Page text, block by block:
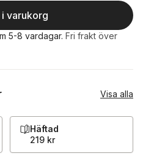
i varukorg
5-8 vardagar. Fri frakt över
Visa alla
Häftad
219 kr